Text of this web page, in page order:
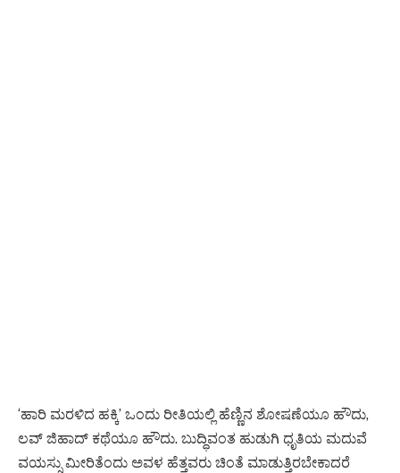
‘ಹಾರಿ ಮರಳಿದ ಹಕ್ಕಿ’ ಒಂದು ರೀತಿಯಲ್ಲಿ ಹೆಣ್ಣಿನ ಶೋಷಣೆಯೂ ಹೌದು,
ಲವ್ ಜಿಹಾದ್ ಕಥೆಯೂ ಹೌದು. ಬುದ್ಧಿವಂತ ಹುಡುಗಿ ಧೃತಿಯ ಮದುವೆ
ವಯಸ್ಸು ಮೀರಿತೆಂದು ಅವಳ ಹೆತ್ತವರು ಚಿಂತೆ ಮಾಡುತ್ತಿರಬೇಕಾದರೆ